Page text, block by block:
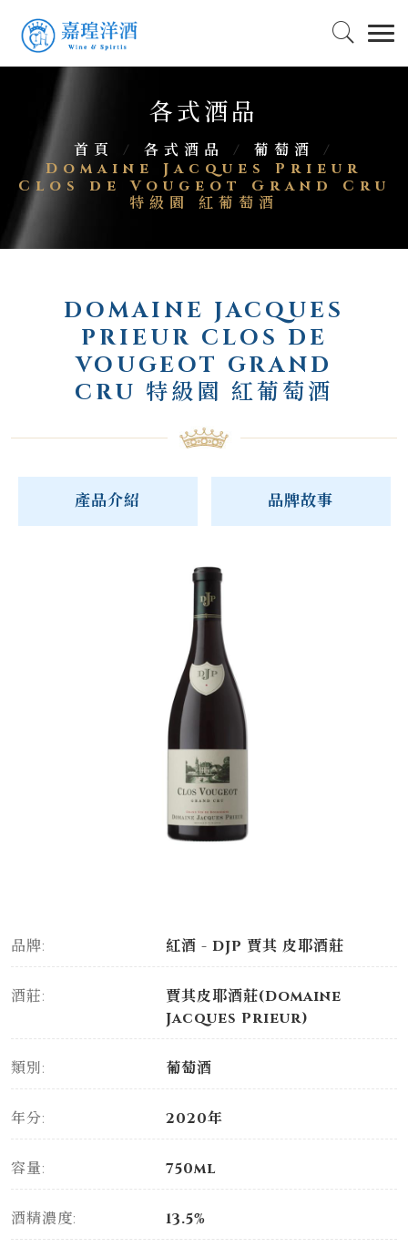
各式酒品
首頁 / 各式酒品 / 葡萄酒
/
Domaine Jacques Prieur
Clos de Vougeot Grand Cru
特級園 紅葡萄酒
DOMAINE JACQUES
PRIEUR CLOS DE
VOUGEOT GRAND
CRU 特級園 紅葡萄酒
產品介紹 品牌故事
品牌: 紅酒 - DJP 賈其 皮耶酒莊
酒莊:
賈其皮耶酒莊(Domaine
Jacques Prieur)
類別: 葡萄酒
年分: 2020年
容量: 750ml
酒精濃度: 13.5%